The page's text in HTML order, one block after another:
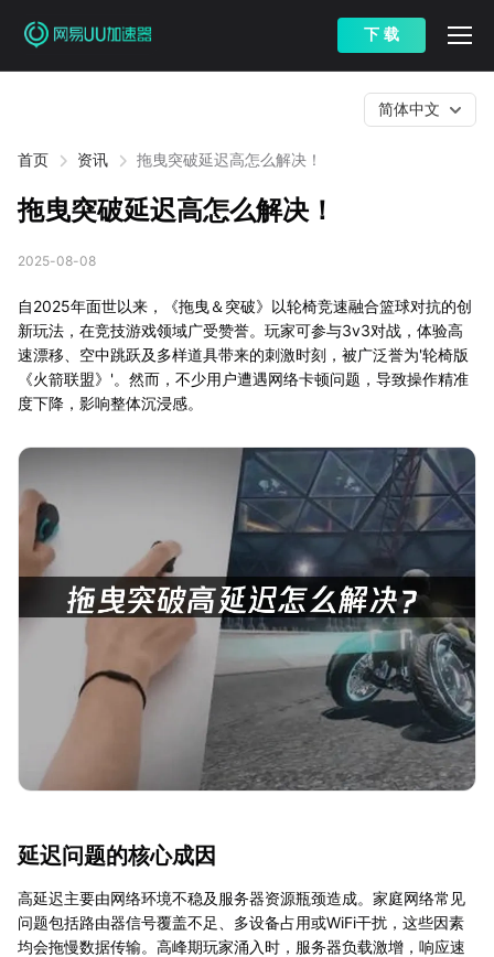
下 载
首页 资讯 拖曳突破延迟高怎么解决！
简体中文
拖曳突破延迟高怎么解决！
2025-08-08
自2025年面世以来，《拖曳＆突破》以轮椅竞速融合篮球对抗的创
新玩法，在竞技游戏领域广受赞誉。玩家可参与3v3对战，体验高
速漂移、空中跳跃及多样道具带来的刺激时刻，被广泛誉为'轮椅版
《火箭联盟》'。然而，不少用户遭遇网络卡顿问题，导致操作精准
度下降，影响整体沉浸感。
延迟问题的核心成因
高延迟主要由网络环境不稳及服务器资源瓶颈造成。家庭网络常见
问题包括路由器信号覆盖不足、多设备占用或WiFi干扰，这些因素
均会拖慢数据传输。高峰期玩家涌入时，服务器负载激增，响应速